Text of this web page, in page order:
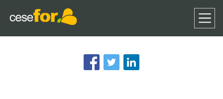
al
contenido